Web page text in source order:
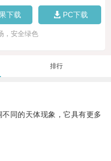
下载 PC下载
，安全绿色
排行
同的天体现象，它具有更多